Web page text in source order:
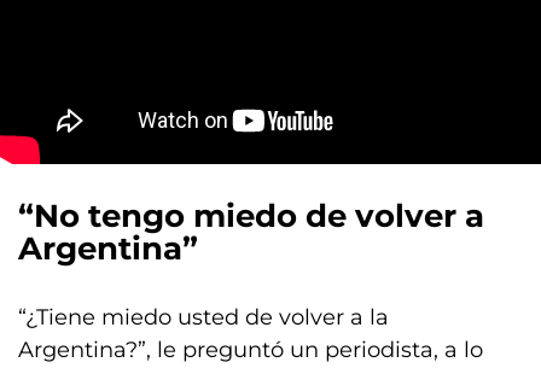
“No tengo miedo de volver a
Argentina”
“¿Tiene miedo usted de volver a la
Argentina?”, le preguntó un periodista, a lo